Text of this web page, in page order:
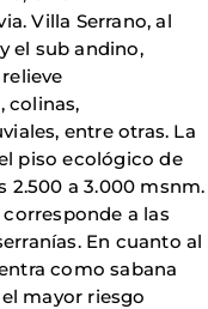
Villa Serrano, al
el sub andino,
colinas,
entre otras. La
piso ecológico de
2.500 a 3.000 msnm.
a las
En cuanto al
como sabana
mayor riesgo